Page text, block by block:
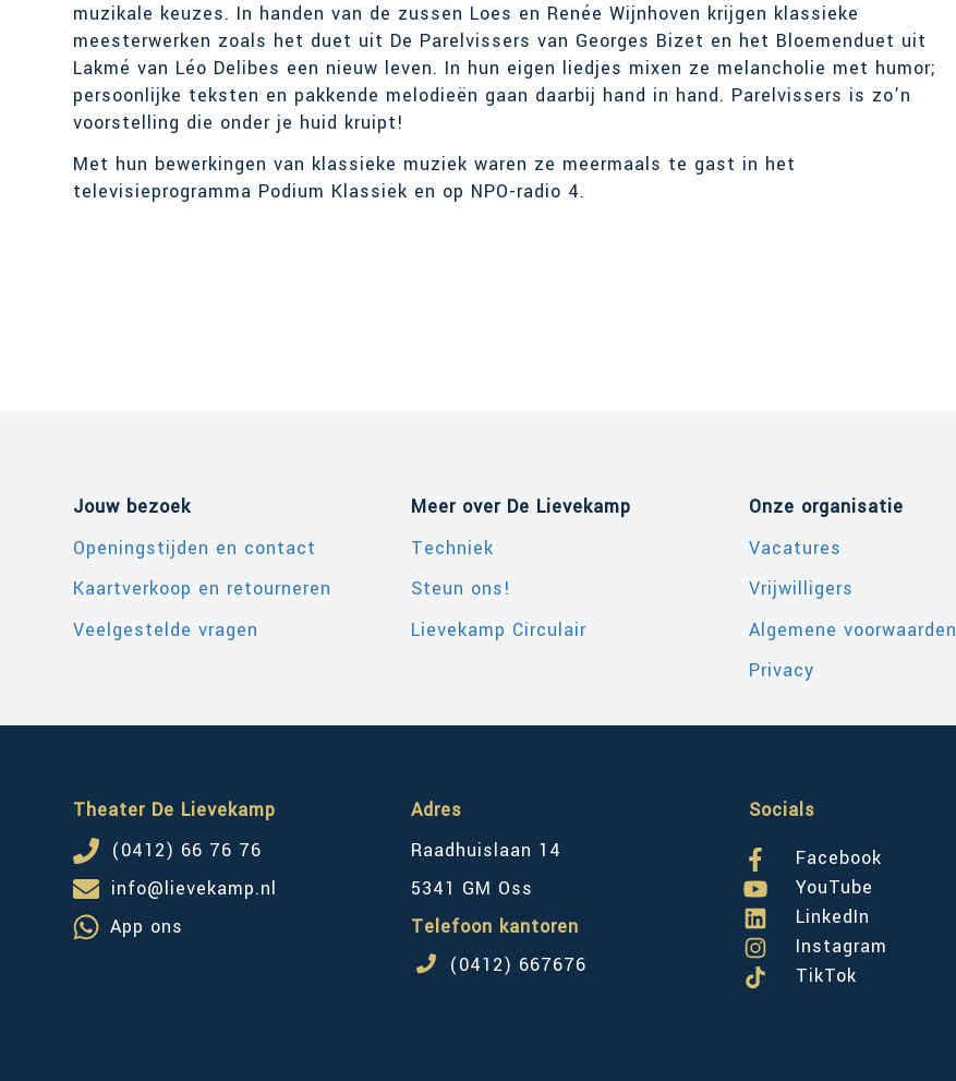
muzikale keuzes. In handen van de zussen Loes en Renée Wijnhoven krijgen klassieke
meesterwerken zoals het duet uit De Parelvissers van Georges Bizet en het Bloemenduet uit
Lakmé van Léo Delibes een nieuw leven. In hun eigen liedjes mixen ze melancholie met humor;
persoonlijke teksten en pakkende melodieën gaan daarbij hand in hand. Parelvissers is zo’n
voorstelling die onder je huid kruipt!
Met hun bewerkingen van klassieke muziek waren ze meermaals te gast in het
televisieprogramma Podium Klassiek en op NPO-radio 4.
Jouw bezoek
Openingstijden en contact
Kaartverkoop en retourneren
Veelgestelde vragen
Meer over De Lievekamp
Techniek
Steun ons!
Lievekamp Circulair
Onze organisatie
Vacatures
Vrijwilligers
Algemene voorwaarden
Privacy
Theater De Lievekamp
(0412) 66 76 76
info@lievekamp.nl
App ons
Adres
Raadhuislaan 14
5341 GM Oss
Telefoon kantoren
(0412) 667676
Socials
Facebook
YouTube
LinkedIn
Instagram
TikTok